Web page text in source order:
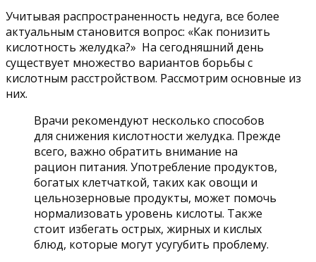
Учитывая распространенность недуга, все более
актуальным становится вопрос: «Как понизить
кислотность желудка?» На сегодняшний день
существует множество вариантов борьбы с
кислотным расстройством. Рассмотрим основные из
них.
Врачи рекомендуют несколько способов
для снижения кислотности желудка. Прежде
всего, важно обратить внимание на
рацион питания. Употребление продуктов,
богатых клетчаткой, таких как овощи и
цельнозерновые продукты, может помочь
нормализовать уровень кислоты. Также
стоит избегать острых, жирных и кислых
блюд, которые могут усугубить проблему.